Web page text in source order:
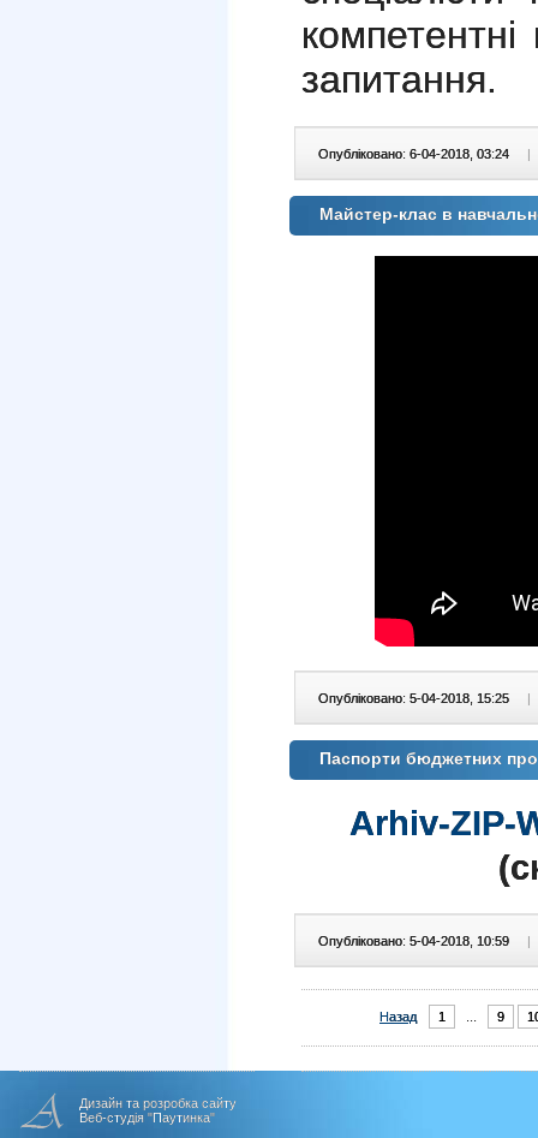
компетентні
запитання.
Опубліковано: 6-04-2018, 03:24 |
Майстер-клас в
Опубліковано: 5-04-2018, 15:25 |
Паспорти бюджетних
Arhiv-ZIP-
Опубліковано: 5-04-2018, 10:59 |
Назад 1 9
Дизайн та розробка сайту
Веб-студія "Паутинка"